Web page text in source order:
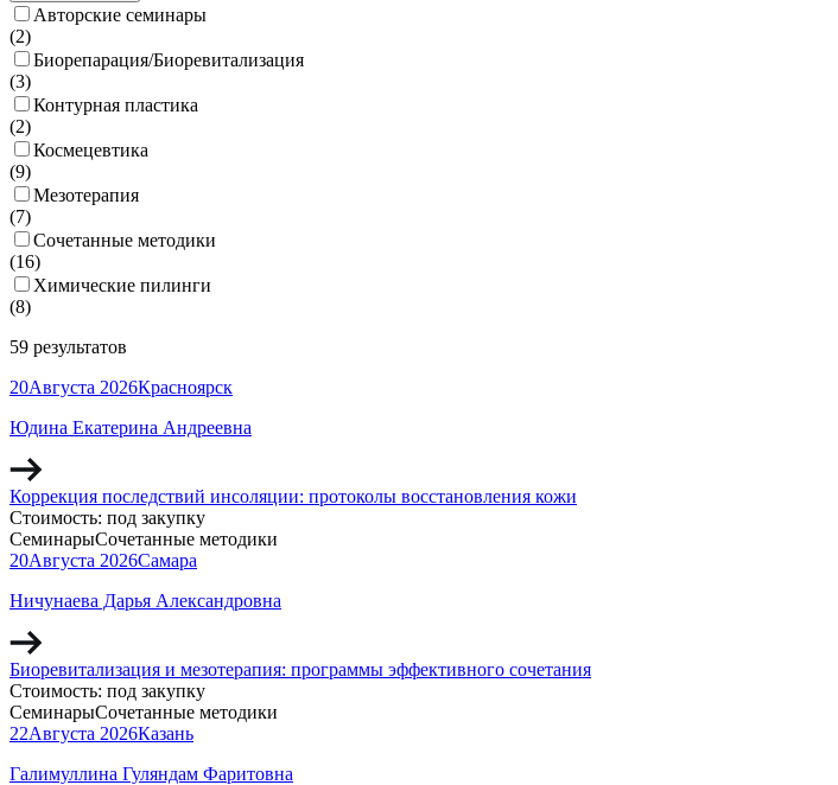
Авторские семинары
(2)
Биорепарация/Биоревитализация
(3)
Контурная пластика
(2)
Космецевтика
(9)
Мезотерапия
(7)
Сочетанные методики
(16)
Химические пилинги
(8)
59 результатов
20Августа 2026Красноярск
Юдина Екатерина Андреевна
Коррекция последствий инсоляции: протоколы восстановления кожи
Стоимость: под закупку
СеминарыСочетанные методики
20Августа 2026Самара
Ничунаева Дарья Александровна
Биоревитализация и мезотерапия: программы эффективного сочетания
Стоимость: под закупку
СеминарыСочетанные методики
22Августа 2026Казань
Галимуллина Гуляндам Фаритовна